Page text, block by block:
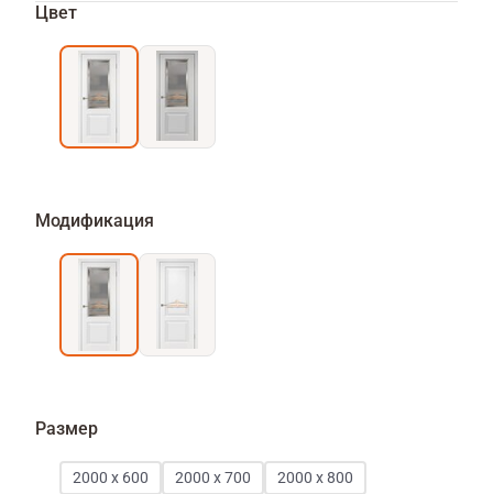
Цвет
Модификация
Размер
2000 х 600 2000 х 700 2000 х 800